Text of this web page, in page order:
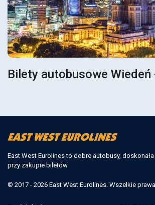
Bilety autobusowe Wiedeń
East West Eurolines to dobre autobusy,
przy zakupie biletów
© 2017 - 2026 East West Eurolines. Wszelkie